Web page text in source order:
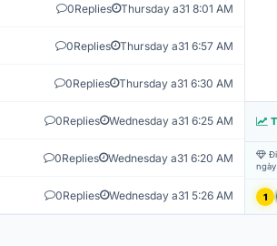
0Replies Thursday a31 8:01 AM
0Replies Thursday a31 6:57 AM
0Replies Thursday a31 6:30 AM
0Replies Wednesday a31 6:25 AM
0Replies Wednesday a31 6:20 AM
0Replies Wednesday a31 5:26 AM 1